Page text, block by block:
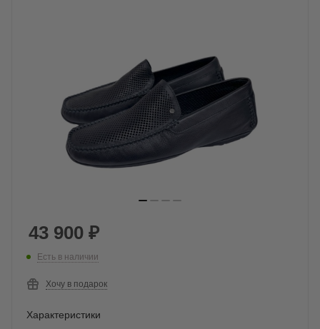
43 900 ₽
Есть в наличии
Хочу в подарок
Характеристики